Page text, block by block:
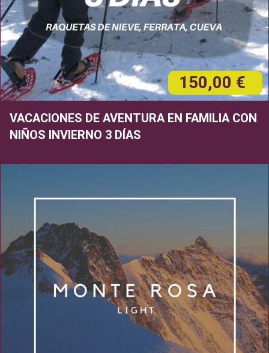
150,00 €
VACACIONES DE AVENTURA EN FAMILIA CON
NIÑOS INVIERNO 3 DÍAS